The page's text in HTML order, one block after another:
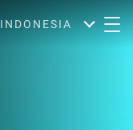
INDONESIA